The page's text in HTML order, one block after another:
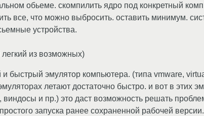
обьеме. скомпилить ядро под конкретный
все, что можно выбросить. оставить минимум.
устройства.
из возможных)
быстрый эмулятор компьютера. (типа vmware,
летают достаточно быстро. и вот в этих
и пр.) это даст возможность решать
запуска ранее сохраненной рабочей